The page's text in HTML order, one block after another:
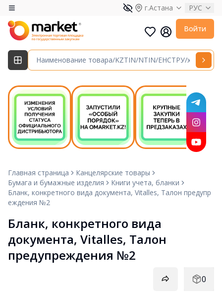
г.Астана РУС
Войти
Главная страница
Канцелярские товары
Бумага и бумажные изделия
Книги учета, бланки
Бланк, конкретного вида документа, Vitalles, Талон предупр
еждения №2
Бланк, конкретного вида
документа, Vitalles, Талон
предупреждения №2
0